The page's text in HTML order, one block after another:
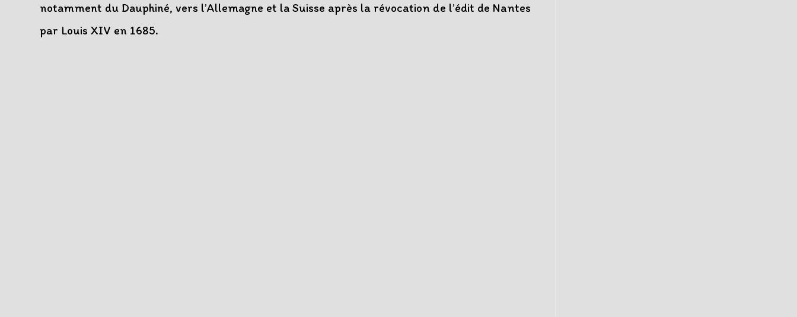
notamment du Dauphiné, vers l’Allemagne et la Suisse après la révocation de l’édit de Nantes
par Louis XIV en 1685.